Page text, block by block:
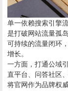
单一依赖搜索引擎
是打破网站流量孤
可持续的流量闭环
增长。
一方面，打通公域
直平台、问答社区
将官网作为品牌权